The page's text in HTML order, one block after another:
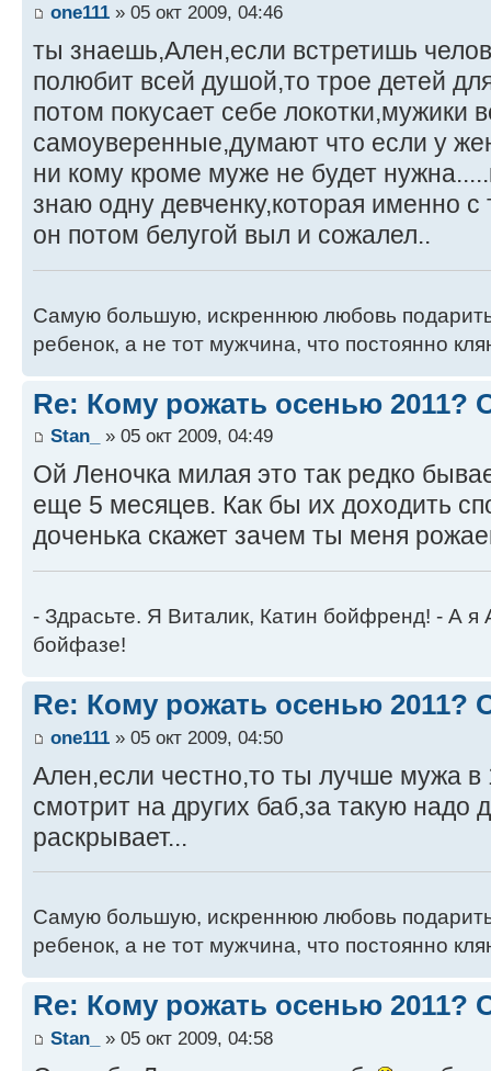
one111 » 05 окт 2009, 04:46
ты знаешь,Ален,если встретишь
полюбит всей душой,то трое детей
потом покусает себе локотки,мужики
самоуверенные,думают что если у
ни кому кроме муже не будет
знаю одну девченку,которая именно
он потом белугой выл и сожалел..
Самую большую, искреннюю любовь
ребенок, а не тот мужчина, что постоянно
Re: Кому рожать осенью 2011?
Stan_ » 05 окт 2009, 04:49
Ой Леночка милая это так редко
еще 5 месяцев. Как бы их доходить
доченька скажет зачем ты меня
- Здрасьте. Я Виталик, Катин бойфренд! - А я
бойфазе!
Re: Кому рожать осенью 2011?
one111 » 05 окт 2009, 04:50
Ален,если честно,то ты лучше мужа
смотрит на других баб,за такую надо
раскрывает...
Самую большую, искреннюю любовь
ребенок, а не тот мужчина, что постоянно
Re: Кому рожать осенью 2011?
Stan_ » 05 окт 2009, 04:58